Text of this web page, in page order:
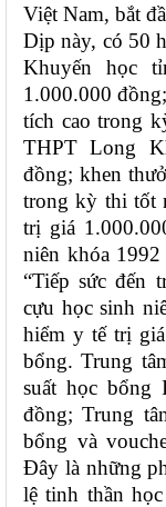
Việt Nam, bắt
Dịp này, có 50
Khuyến học
1.000.000
tích cao trong
THPT Long
đồng; khen
trong kỳ thi tốt
trị giá
niên khóa
“Tiếp sức đến
cựu học sinh
hiểm y tế trị
bổng. Trung
suất học bổng
đồng; Trung
bổng và
Đây là những
lệ tinh thần